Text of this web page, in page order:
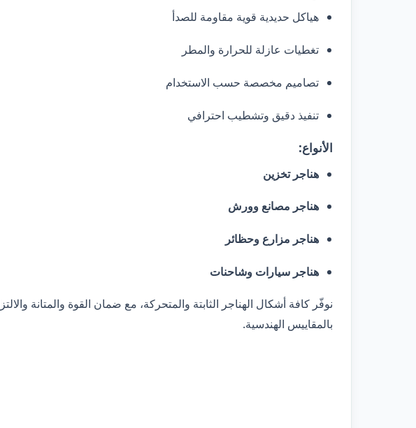
هياكل حديدية قوية مقاومة للصدأ
تغطيات عازلة للحرارة والمطر
تصاميم مخصصة حسب الاستخدام
تنفيذ دقيق وتشطيب احترافي
الأنواع:
هناجر تخزين
هناجر مصانع وورش
هناجر مزارع وحظائر
هناجر سيارات وشاحنات
نوفّر كافة أشكال الهناجر الثابتة والمتحركة، مع ضمان القوة والمتانة
بالمقاييس الهندسية.